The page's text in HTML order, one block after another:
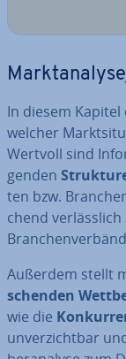
In diesem
welcher
Wertvoll sind
gen­den
ten bzw.
chend
Außerdem stellt
schen­den
wie die
un­ver­zicht­bar